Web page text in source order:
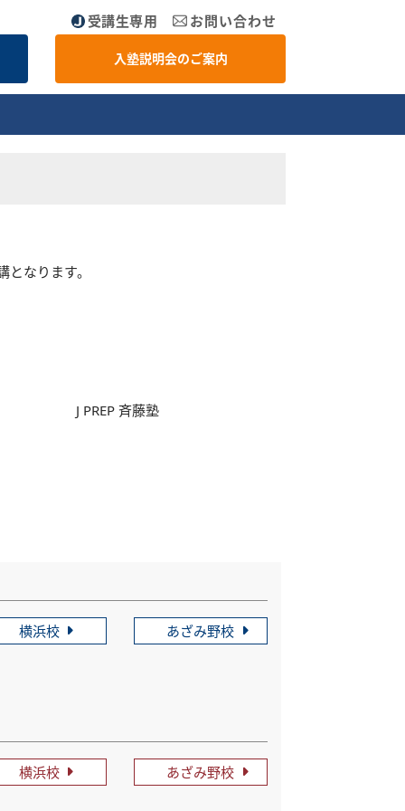
受講生専用 お問い合わせ
入塾説明会のご案内
なります。
J PREP 斉藤塾
横浜校 あざみ野校
横浜校 あざみ野校